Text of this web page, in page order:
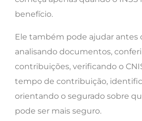
benefício.
Ele também pode ajudar antes
analisando documentos,
contribuições, verificando o
tempo de contribuição,
orientando o segurado sobre
pode ser mais seguro.